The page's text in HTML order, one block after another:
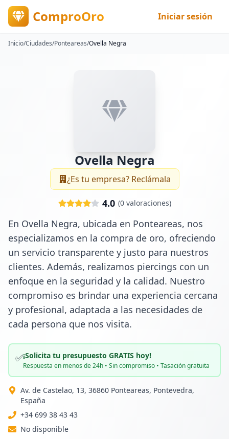
ComproOro Iniciar sesión
Inicio/Ciudades/Ponteareas/Ovella Negra
Ovella Negra
¿Es tu empresa? Reclámala
4.0 (0valoraciones)
En Ovella Negra, ubicada en Ponteareas, nos
especializamos en la compra de oro, ofreciendo
un servicio transparente y justo para nuestros
clientes. Además, realizamos piercings con un
enfoque en la seguridad y la calidad. Nuestro
compromiso es brindar una experiencia cercana
y profesional, adaptada a las necesidades de
cada persona que nos visita.
✅¡Solicita tu presupuesto GRATIS hoy!
Respuesta en menos de 24h • Sin compromiso • Tasación gratuita
Av. de Castelao, 13, 36860 Ponteareas, Pontevedra,
España
+34 699 38 43 43
No disponible